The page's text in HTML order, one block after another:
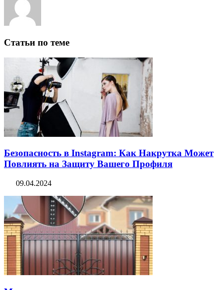
Статьи по теме
Безопасность в Instagram: Как Накрутка Может
Повлиять на Защиту Вашего Профиля
09.04.2024